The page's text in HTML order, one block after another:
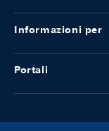
Informazioni per
Portali